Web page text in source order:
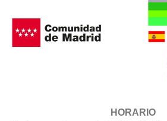
HORARIO